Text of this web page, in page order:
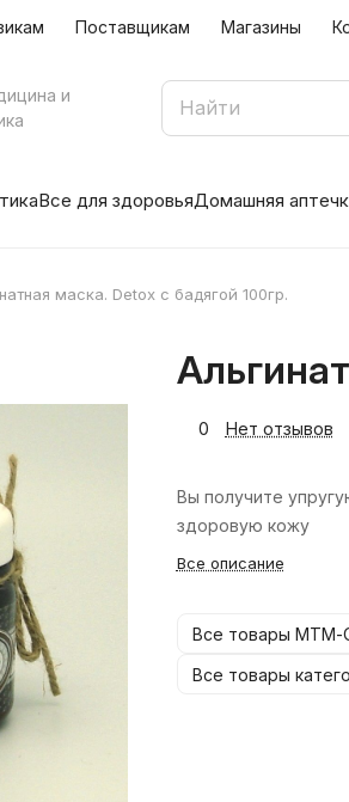
Поставщикам Магазины
и
Все для здоровьяДомашняя
маска. Detox с бадягой 100гр.
0 Нет отзывов
Вы получите
здоровую кожу
Все описание
Все товары МТМ-
Все товары